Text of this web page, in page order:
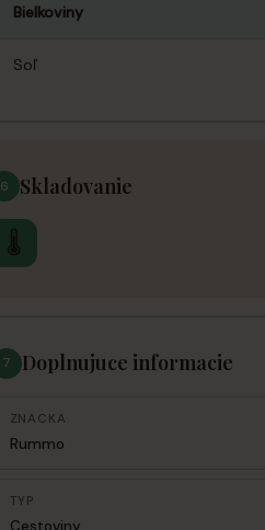
Bielkoviny
Soľ
6 Skladovanie
🌡
7 Doplnujuce informacie
ZNACKA
Rummo
TYP
Cestoviny